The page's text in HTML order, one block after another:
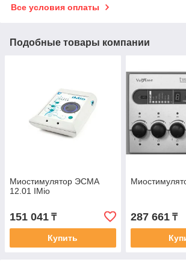
Все условия оплаты
Подобные товары компании
Миостимулятор ЭСМА
12.01 IMio
151 041 ₸
Купить
287 661₸